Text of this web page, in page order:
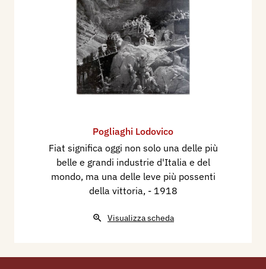
Pogliaghi Lodovico
Fiat significa oggi non solo una delle più
belle e grandi industrie d'Italia e del
mondo, ma una delle leve più possenti
della vittoria, - 1918
Visualizza scheda